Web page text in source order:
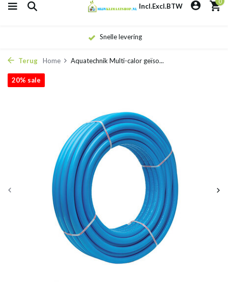
Incl.Excl.BTW
Eigen monteurs
Terug Home Aquatechnik Multi-calor geïso...
20% sale